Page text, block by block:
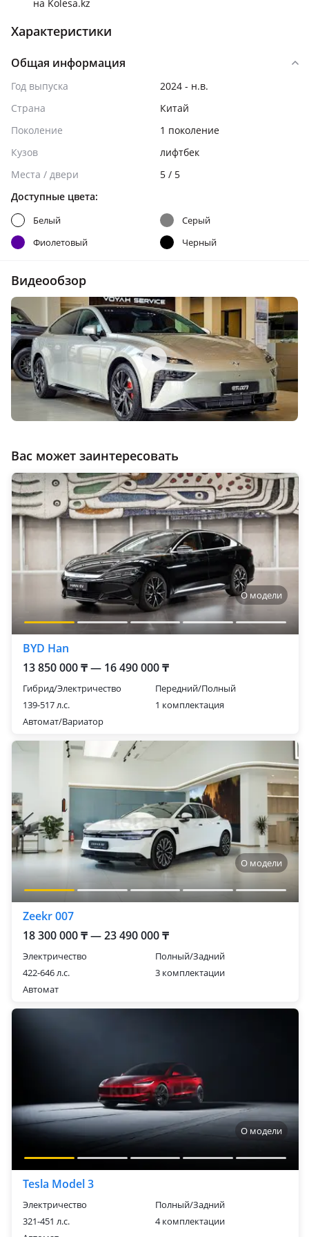
на Kolesa.kz
Характеристики
Общая информация
Год выпуска
2024 - н.в.
Страна
Китай
Поколение
1 поколение
Кузов
лифтбек
Места / двери
5 / 5
Доступные цвета:
Белый
Серый
Фиолетовый
Черный
Видеообзор
Вас может заинтересовать
О модели
BYD Han
13 850 000 ₸ — 16 490 000 ₸
Гибрид/Электричество
139-517 л.с.
Автомат/Вариатор
Передний/Полный
1 комплектация
О модели
Zeekr 007
18 300 000 ₸ — 23 490 000 ₸
Электричество
422-646 л.с.
Автомат
Полный/Задний
3 комплектации
О модели
Tesla Model 3
Электричество
321-451 л.с.
Полный/Задний
4 комплектации